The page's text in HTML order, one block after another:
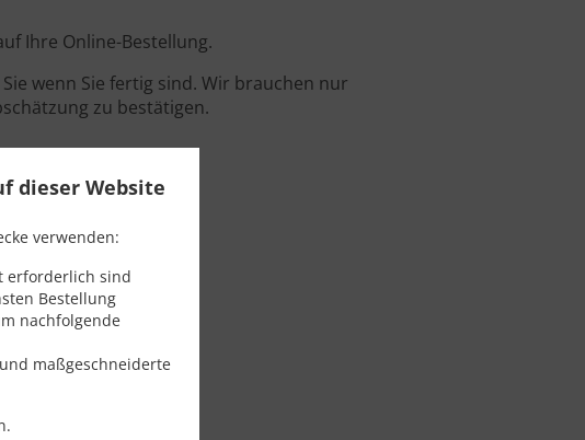
dieser Website
verwenden:
erforderlich sind
Bestellung
nachfolgende
maßgeschneiderte
Ihre Online-Bestellung.
wenn Sie fertig sind. Wir brauchen nur
zu bestätigen.